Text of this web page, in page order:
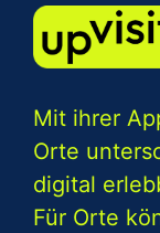
Mit ihrer
Orte
digital
Für Orte